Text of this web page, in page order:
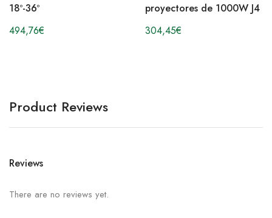
18º-36º
494,76€
proyectores de 1000W J4
304,45€
Product Reviews
Reviews
There are no reviews yet.